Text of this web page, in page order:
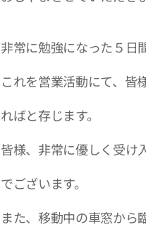
非常に勉強になった５日
これを営業活動にて、皆
ればと存じます。
皆様、非常に優しく受け
でございます。
また、移動中の車窓から